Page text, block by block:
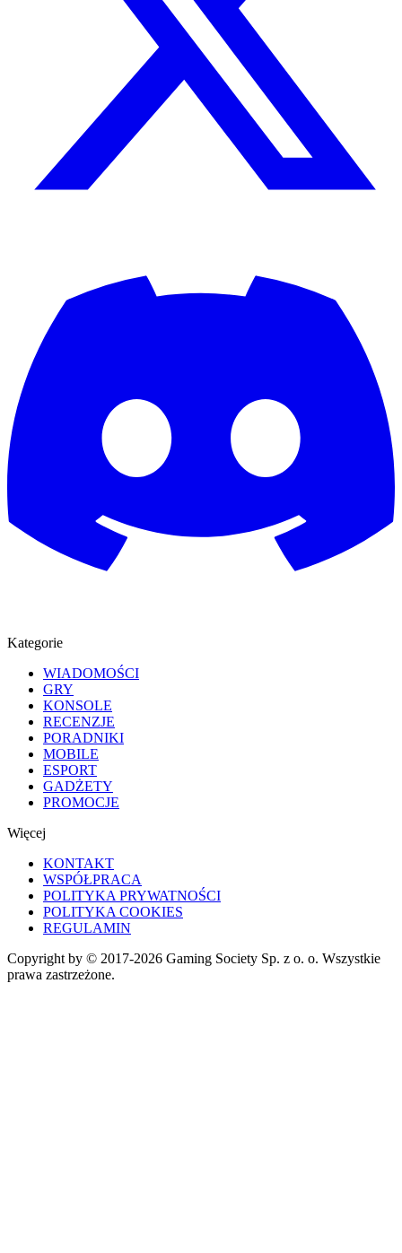
Kategorie
WIADOMOŚCI
GRY
KONSOLE
RECENZJE
PORADNIKI
MOBILE
ESPORT
GADŻETY
PROMOCJE
Więcej
KONTAKT
WSPÓŁPRACA
POLITYKA PRYWATNOŚCI
POLITYKA COOKIES
REGULAMIN
Copyright by © 2017-2026 Gaming Society Sp. z o. o. Wszystkie
prawa zastrzeżone.